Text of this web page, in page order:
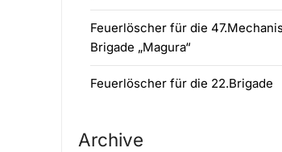
Feuerlöscher für die
Brigade „Magura“
Feuerlöscher für die 22.Brigade
Archive